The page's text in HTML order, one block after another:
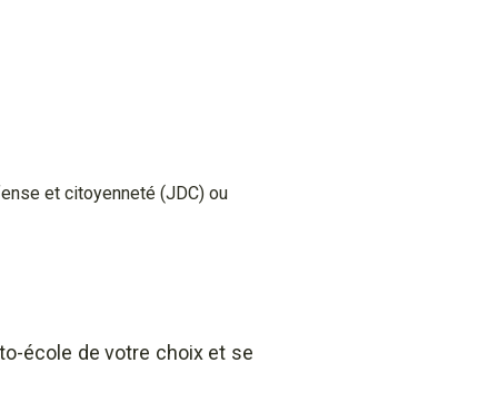
et citoyenneté (JDC) ou
école de votre choix et se